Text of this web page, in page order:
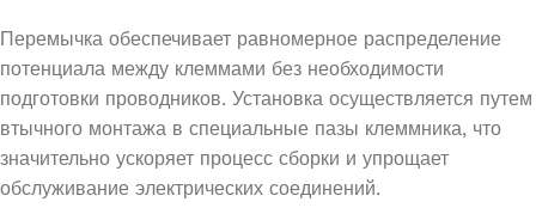
Перемычка обеспечивает равномерное распределение
потенциала между клеммами без необходимости
подготовки проводников. Установка осуществляется путем
втычного монтажа в специальные пазы клеммника, что
значительно ускоряет процесс сборки и упрощает
обслуживание электрических соединений.